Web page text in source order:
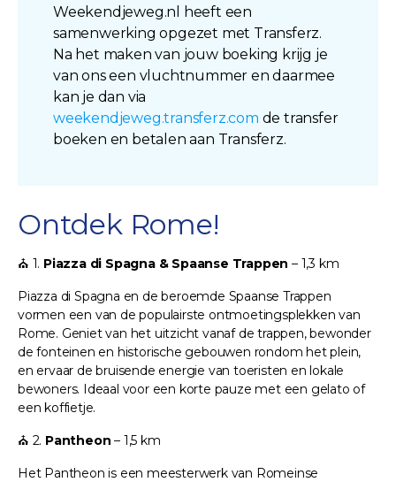
Weekendjeweg.nl heeft een
samenwerking opgezet met Transferz.
Na het maken van jouw boeking krijg je
van ons een vluchtnummer en daarmee
kan je dan via
weekendjeweg.transferz.com de transfer
boeken en betalen aan Transferz.
Ontdek Rome!
⛪ 1. Piazza di Spagna & Spaanse Trappen – 1,3 km
Piazza di Spagna en de beroemde Spaanse Trappen
vormen een van de populairste ontmoetingsplekken van
Rome. Geniet van het uitzicht vanaf de trappen, bewonder
de fonteinen en historische gebouwen rondom het plein,
en ervaar de bruisende energie van toeristen en lokale
bewoners. Ideaal voor een korte pauze met een gelato of
een koffietje.
⛪ 2. Pantheon – 1,5 km
Het Pantheon is een meesterwerk van Romeinse